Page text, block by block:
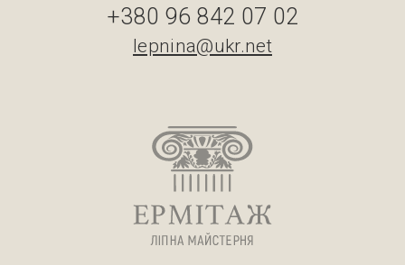
+380 96 842 07 02
lepnina@ukr.net